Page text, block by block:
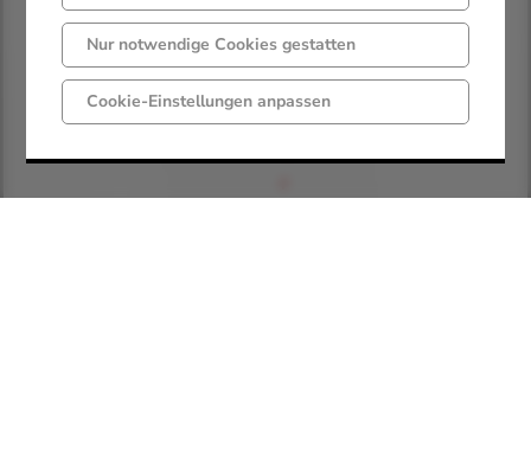
e
r
k
e
Nur notwendige Cookies gestatten
Cookie-Einstellungen anpassen